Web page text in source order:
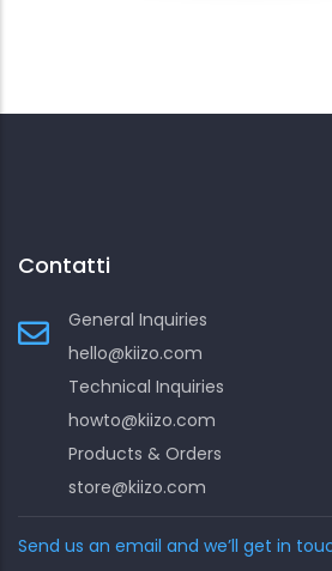
Contatti
General Inquiries
hello@kiizo.com
Technical Inquiries
howto@kiizo.com
Products & Orders
store@kiizo.com
Send us an email and we’ll get in